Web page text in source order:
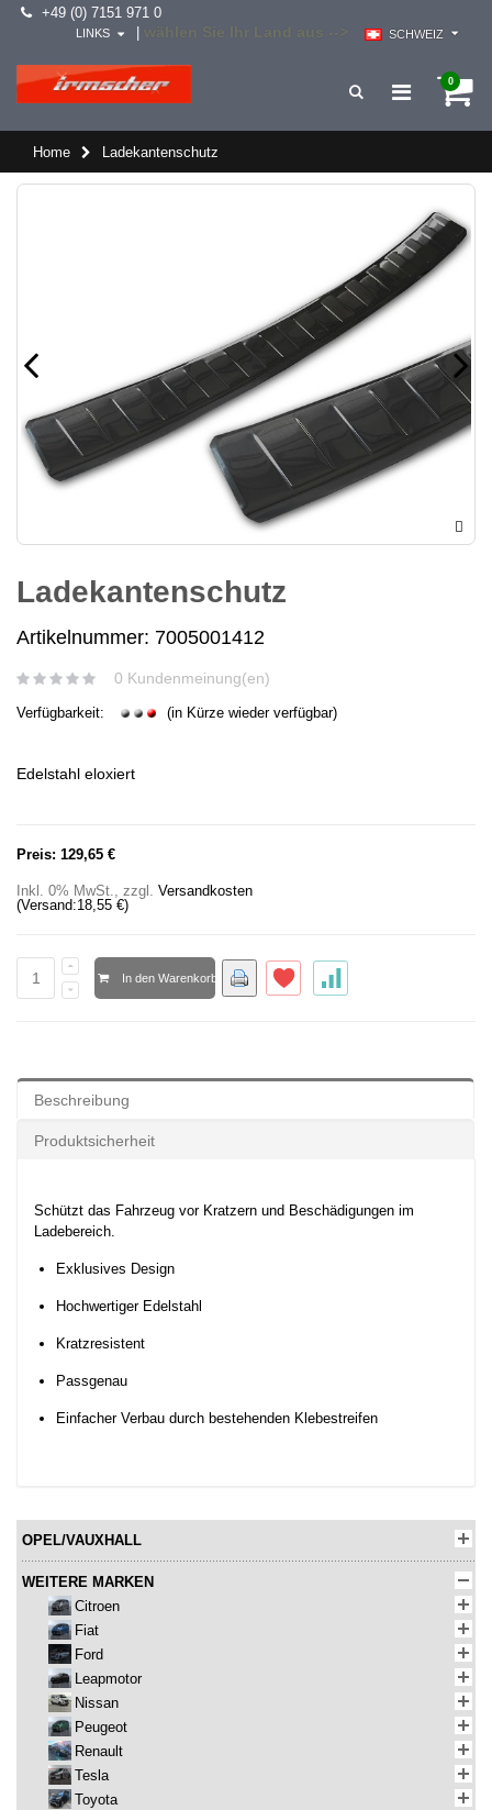
+49 (0) 7151 971 0
SCHWEIZ
LINKS
0
Home Ladekantenschutz
Ladekantenschutz
Artikelnummer: 7005001412
0 Kundenmeinung(en)
Verfügbarkeit: (in Kürze wieder verfügbar)
Edelstahl eloxiert
Preis: 129,65 €
Inkl. 0% MwSt., zzgl. Versandkosten
(Versand:18,55 €)
In den Warenkorb
Beschreibung
Produktsicherheit
Schützt das Fahrzeug vor Kratzern und Beschädigungen im
Ladebereich.
Exklusives Design
Hochwertiger Edelstahl
Kratzresistent
Passgenau
Einfacher Verbau durch bestehenden Klebestreifen
OPEL/VAUXHALL
WEITERE MARKEN
Citroen
Fiat
Ford
Leapmotor
Nissan
Peugeot
Renault
Tesla
Toyota